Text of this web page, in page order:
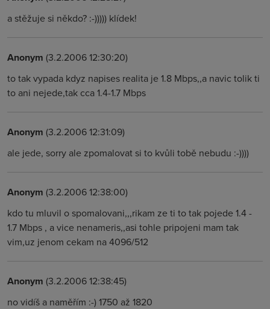
a stěžuje si někdo? :-))))) klídek!
Anonym (3.2.2006 12:30:20)
to tak vypada kdyz napises realita je 1.8 Mbps,,a navic tolik ti
to ani nejede,tak cca 1.4-1.7 Mbps
Anonym (3.2.2006 12:31:09)
ale jede, sorry ale zpomalovat si to kvůli tobě nebudu :-))))
Anonym (3.2.2006 12:38:00)
kdo tu mluvil o spomalovani,,,rikam ze ti to tak pojede 1.4 -
1.7 Mbps , a vice nenameris,,asi tohle pripojeni mam tak
vim,uz jenom cekam na 4096/512
Anonym (3.2.2006 12:38:45)
no vidíš a naměřím :-) 1750 až 1820